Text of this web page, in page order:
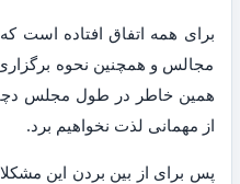
برای همه اتفاق افتاده است
مجالس و همچنین نحوه
همین خاطر در طول مجلس
از مهمانی لذت نخواهیم برد.
پس برای از بین بردن این